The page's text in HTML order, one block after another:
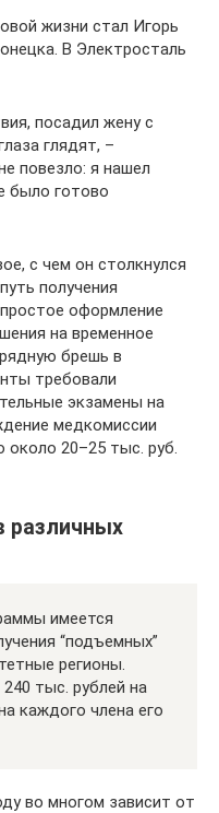
жизни стал Игорь
В Электросталь
посадил жену с
глядят, –
повезло: я нашел
было готово
с чем он столкнулся
получения
оформление
на временное
брешь в
требовали
экзамены на
медкомиссии
около 20–25 тыс. руб.
различных
имеется
“подъемных”
регионы.
тыс. рублей на
каждого члена его
во многом зависит от